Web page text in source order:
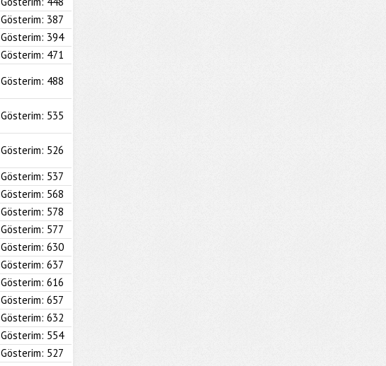
Gösterim: 387
Gösterim: 394
Gösterim: 471
Gösterim: 488
Gösterim: 535
Gösterim: 526
Gösterim: 537
Gösterim: 568
Gösterim: 578
Gösterim: 577
Gösterim: 630
Gösterim: 637
Gösterim: 616
Gösterim: 657
Gösterim: 632
Gösterim: 554
Gösterim: 527